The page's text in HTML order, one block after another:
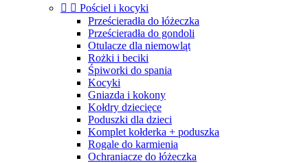
  Pościel i kocyki
Prześcieradła do łóżeczka
Prześcieradła do gondoli
Otulacze dla niemowląt
Rożki i beciki
Śpiworki do spania
Kocyki
Gniazda i kokony
Kołdry dziecięce
Poduszki dla dzieci
Komplet kołderka + poduszka
Rogale do karmienia
Ochraniacze do łóżeczka